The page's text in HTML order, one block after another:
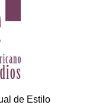
de Estilo